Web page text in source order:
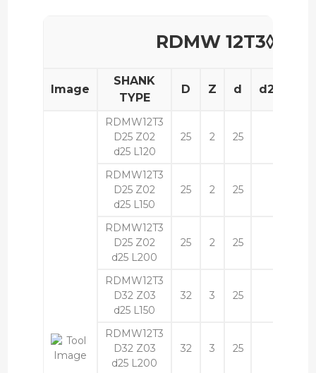
RDMW 12T3◊◊
Image
SHANK
TYPE
D Z d d2
RDMW12T3
D25 Z02
d25 L120
25 2 25
RDMW12T3
D25 Z02
d25 L150
25 2 25
RDMW12T3
D25 Z02
d25 L200
25 2 25
RDMW12T3
D32 Z03
d25 L150
32 3 25
RDMW12T3
D32 Z03
d25 L200
32 3 25